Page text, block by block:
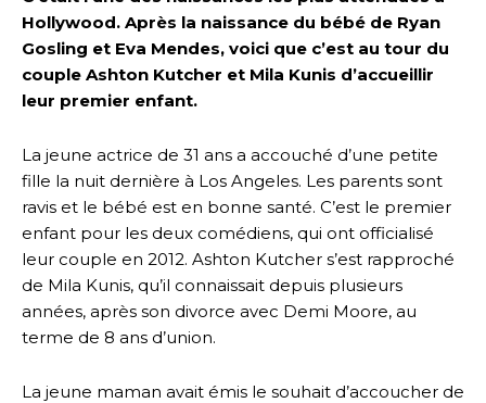
Hollywood. Après la naissance du bébé de Ryan
Gosling et Eva Mendes, voici que c’est au tour du
couple Ashton Kutcher et Mila Kunis d’accueillir
leur premier enfant.
La jeune actrice de 31 ans a accouché d’une petite
fille la nuit dernière à Los Angeles. Les parents sont
ravis et le bébé est en bonne santé. C’est le premier
enfant pour les deux comédiens, qui ont officialisé
leur couple en 2012. Ashton Kutcher s’est rapproché
de Mila Kunis, qu’il connaissait depuis plusieurs
années, après son divorce avec Demi Moore, au
terme de 8 ans d’union.
La jeune maman avait émis le souhait d’accoucher de